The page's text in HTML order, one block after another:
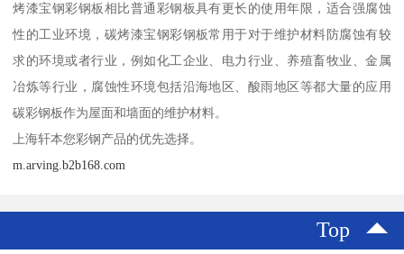
烤漆宝钢彩钢板相比普通彩钢板具有更长的使用年限，适合强腐蚀
性的工业环境，碳烤漆宝钢彩钢板常用于对于维护材料防腐蚀有较
求的环境或者行业，例如化工企业、电力行业、养殖畜牧业、金属
冶炼等行业，腐蚀性环境包括沿海地区、酸雨地区等都大量的应用
碳彩钢板作为屋面和墙面的维护材料。
上海轩本您彩钢产品的优先选择。
m.arving.b2b168.com
Top